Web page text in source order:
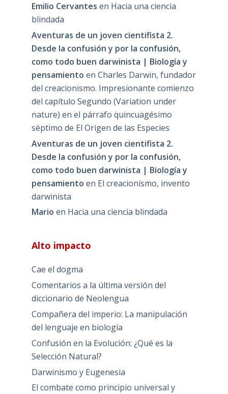
Emilio Cervantes en Hacia una ciencia
blindada
Aventuras de un joven cientifista 2.
Desde la confusión y por la confusión,
como todo buen darwinista | Biología y
pensamiento en Charles Darwin, fundador
del creacionismo. Impresionante comienzo
del capítulo Segundo (Variation under
nature) en el párrafo quincuagésimo
séptimo de El Origen de las Especies
Aventuras de un joven cientifista 2.
Desde la confusión y por la confusión,
como todo buen darwinista | Biología y
pensamiento en El creacionismo, invento
darwinista
Mario en Hacia una ciencia blindada
Alto impacto
Cae el dogma
Comentarios a la última versión del
diccionario de Neolengua
Compañera del imperio: La manipulación
del lenguaje en biología
Confusión en la Evolución: ¿Qué es la
Selección Natural?
Darwinismo y Eugenesia
El combate como principio universal y